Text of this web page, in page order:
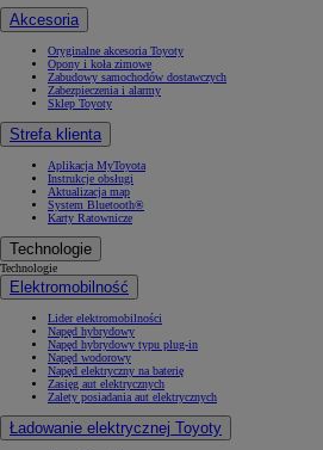
Akcesoria
Oryginalne akcesoria Toyoty
Opony i koła zimowe
Zabudowy samochodów dostawczych
Zabezpieczenia i alarmy
Sklep Toyoty
Strefa klienta
Aplikacja MyToyota
Instrukcje obsługi
Aktualizacja map
System Bluetooth®
Karty Ratownicze
Technologie
Technologie
Elektromobilność
Lider elektromobilności
Napęd hybrydowy
Napęd hybrydowy typu plug-in
Napęd wodorowy
Napęd elektryczny na baterię
Zasięg aut elektrycznych
Zalety posiadania aut elektrycznych
Ładowanie elektrycznej Toyoty